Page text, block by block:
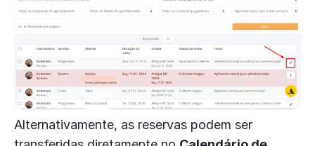
Alternativamente, as reservas podem ser